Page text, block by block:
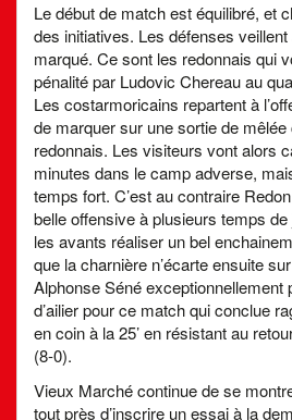
Le début de match est équilibré, et
des initiatives. Les défenses veillent
marqué. Ce sont les redonnais qui
pénalité par Ludovic Chereau au
Les costarmoricains repartent à
de marquer sur une sortie de mêlée
redonnais. Les visiteurs vont alors
minutes dans le camp adverse,
temps fort. C’est au contraire
belle offensive à plusieurs temps de
les avants réaliser un bel
que la charnière n’écarte ensuite
Alphonse Séné exceptionnellement
d’ailier pour ce match qui conclue
en coin à la 25’ en résistant au
(8-0).
Vieux Marché continue de se
tout près d’inscrire un essai à la